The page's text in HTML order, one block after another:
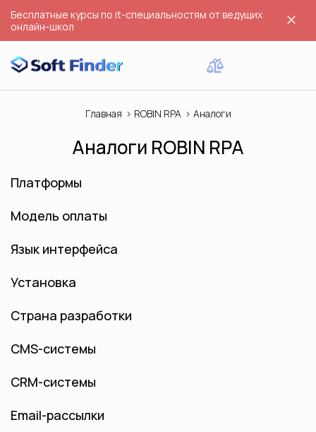
Бесплатные курсы по it-специальностям от ведущих
онлайн-школ
Главная ROBIN RPA Аналоги
Аналоги ROBIN RPA
Платформы
Модель оплаты
Язык интерфейса
Установка
Страна разработки
CMS-системы
CRM-системы
Email-рассылки